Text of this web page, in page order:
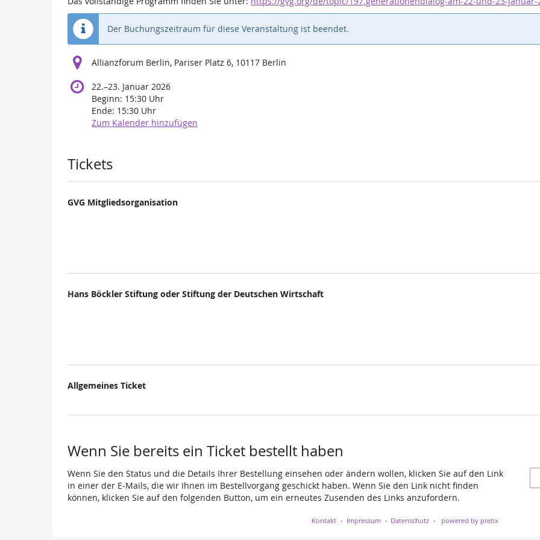
Der Buchungszeitraum für diese Veranstaltung ist beendet.
Allianzforum Berlin, Pariser Platz 6, 10117 Berlin
22.–bis
23. Januar 2026
Beginn: 15:30 Uhr
Ende: 15:30 Uhr
Zum Kalender hinzufügen
Produkte
Tickets
GVG Mitgliedsorganisation
Hans Böckler Stiftung oder Stiftung der Deutschen Wirtschaft
Allgemeines Ticket
Wenn Sie bereits ein Ticket bestellt haben
Wenn Sie den Status und die Details Ihrer Bestellung einsehen oder ändern wollen, klicken Sie auf den Link
in einer der E-Mails, die wir Ihnen im Bestellvorgang geschickt haben. Wenn Sie den Link nicht finden
können, klicken Sie auf den folgenden Button, um ein erneutes Zusenden des Links anzufordern.
Kontakt Impressum Datenschutz powered by pretix